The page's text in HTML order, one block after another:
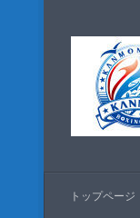
トップページ